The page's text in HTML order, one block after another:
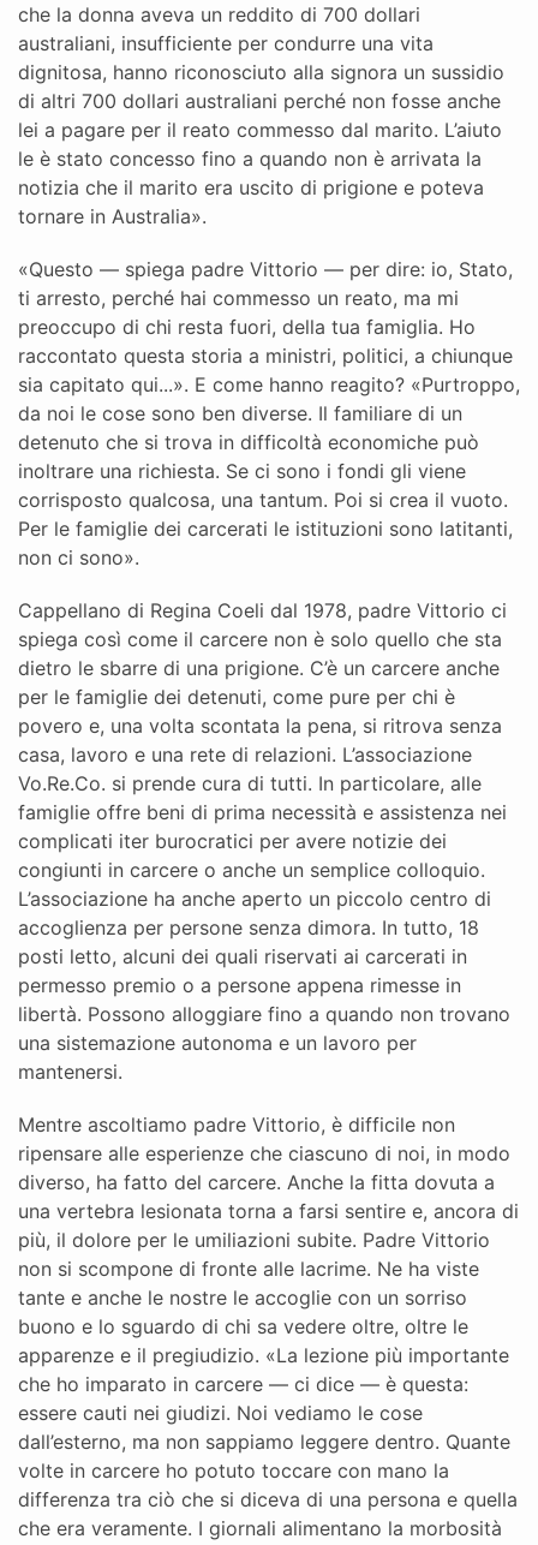
che la donna aveva un reddito di 700 dollari
australiani, insufficiente per condurre una vita
dignitosa, hanno riconosciuto alla signora un sussidio
di altri 700 dollari australiani perché non fosse anche
lei a pagare per il reato commesso dal marito. L’aiuto
le è stato concesso fino a quando non è arrivata la
notizia che il marito era uscito di prigione e poteva
tornare in Australia».
«Questo — spiega padre Vittorio — per dire: io, Stato,
ti arresto, perché hai commesso un reato, ma mi
preoccupo di chi resta fuori, della tua famiglia. Ho
raccontato questa storia a ministri, politici, a chiunque
sia capitato qui...». E come hanno reagito? «Purtroppo,
da noi le cose sono ben diverse. Il familiare di un
detenuto che si trova in difficoltà economiche può
inoltrare una richiesta. Se ci sono i fondi gli viene
corrisposto qualcosa, una tantum. Poi si crea il vuoto.
Per le famiglie dei carcerati le istituzioni sono latitanti,
non ci sono».
Cappellano di Regina Coeli dal 1978, padre Vittorio ci
spiega così come il carcere non è solo quello che sta
dietro le sbarre di una prigione. C’è un carcere anche
per le famiglie dei detenuti, come pure per chi è
povero e, una volta scontata la pena, si ritrova senza
casa, lavoro e una rete di relazioni. L’associazione
Vo.Re.Co. si prende cura di tutti. In particolare, alle
famiglie offre beni di prima necessità e assistenza nei
complicati iter burocratici per avere notizie dei
congiunti in carcere o anche un semplice colloquio.
L’associazione ha anche aperto un piccolo centro di
accoglienza per persone senza dimora. In tutto, 18
posti letto, alcuni dei quali riservati ai carcerati in
permesso premio o a persone appena rimesse in
libertà. Possono alloggiare fino a quando non trovano
una sistemazione autonoma e un lavoro per
mantenersi.
Mentre ascoltiamo padre Vittorio, è difficile non
ripensare alle esperienze che ciascuno di noi, in modo
diverso, ha fatto del carcere. Anche la fitta dovuta a
una vertebra lesionata torna a farsi sentire e, ancora di
più, il dolore per le umiliazioni subite. Padre Vittorio
non si scompone di fronte alle lacrime. Ne ha viste
tante e anche le nostre le accoglie con un sorriso
buono e lo sguardo di chi sa vedere oltre, oltre le
apparenze e il pregiudizio. «La lezione più importante
che ho imparato in carcere — ci dice — è questa:
essere cauti nei giudizi. Noi vediamo le cose
dall’esterno, ma non sappiamo leggere dentro. Quante
volte in carcere ho potuto toccare con mano la
differenza tra ciò che si diceva di una persona e quella
che era veramente. I giornali alimentano la morbosità